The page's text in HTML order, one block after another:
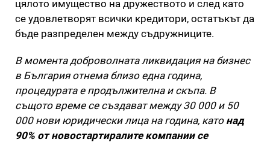
цялото имущество на дружеството и след като
се удовлетворят всички кредитори, остатъкът да
бъде разпределен между съдружниците.
В момента доброволната ликвидация на бизнес
в България отнема близо една година,
процедурата е продължителна и скъпа. В
същото време се създават между 30 000 и 50
000 нови юридически лица на година, като над
90% от новостартиралите компании се